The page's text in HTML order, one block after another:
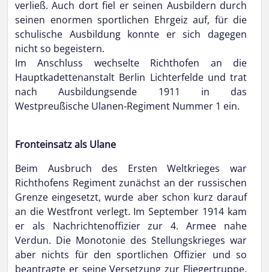
verließ. Auch dort fiel er seinen Ausbildern durch
seinen enormen sportlichen Ehrgeiz auf, für die
schulische Ausbildung konnte er sich dagegen
nicht so begeistern.
Im Anschluss wechselte Richthofen an die
Hauptkadettenanstalt Berlin Lichterfelde und trat
nach Ausbildungsende 1911 in das
Westpreußische Ulanen-Regiment Nummer 1 ein.
Fronteinsatz als Ulane
Beim Ausbruch des Ersten Weltkrieges war
Richthofens Regiment zunächst an der russischen
Grenze eingesetzt, wurde aber schon kurz darauf
an die Westfront verlegt. Im September 1914 kam
er als Nachrichtenoffizier zur 4. Armee nahe
Verdun. Die Monotonie des Stellungskrieges war
aber nichts für den sportlichen Offizier und so
beantragte er seine Versetzung zur Fliegertruppe.